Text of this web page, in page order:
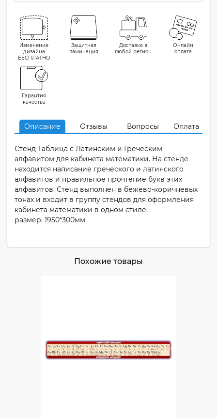
Изменение
дизайна
БЕСПЛАТНО
Защитная
ламинация
Доставка в
любой регион
Онлайн
оплата
Гарантия
качества
Описание Отзывы Вопросы Оплата
Стенд Таблица с Латинским и Греческим
алфавитом для кабинета математики. На стенде
находится написание греческого и латинского
алфавитов и правильное прочтение букв этих
алфавитов. Стенд выполнен в бежево-коричневых
тонах и входит в группу стендов для оформления
кабинета математики в одном стиле.
размер: 1950*300мм
Похожие товары